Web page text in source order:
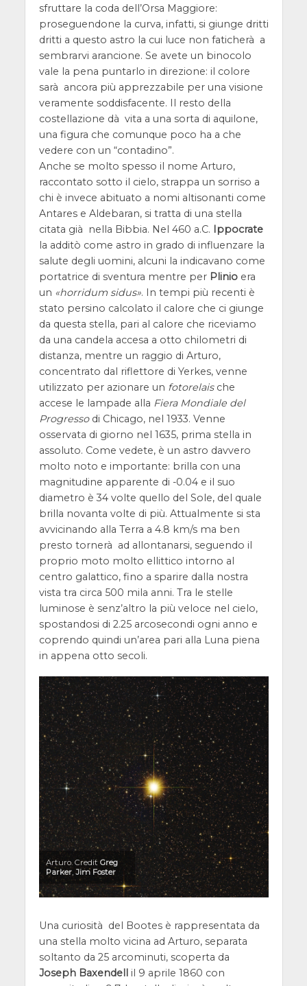
sfruttare la coda dell’Orsa Maggiore:
proseguendone la curva, infatti, si giunge dritti
dritti a questo astro la cui luce non faticherà a
sembrarvi arancione. Se avete un binocolo
vale la pena puntarlo in direzione: il colore
sarà ancora più apprezzabile per una visione
veramente soddisfacente. Il resto della
costellazione dà vita a una sorta di aquilone,
una figura che comunque poco ha a che
vedere con un “contadino”.
Anche se molto spesso il nome Arturo,
raccontato sotto il cielo, strappa un sorriso a
chi è invece abituato a nomi altisonanti come
Antares e Aldebaran, si tratta di una stella
citata già nella Bibbia. Nel 460 a.C. Ippocrate
la additò come astro in grado di influenzare la
salute degli uomini, alcuni la indicavano come
portatrice di sventura mentre per Plinioera
un
horridum sidus . In tempi più recenti è
stato persino calcolato il calore che ci giunge
da questa stella, pari al calore che riceviamo
da una candela accesa a otto chilometri di
distanza, mentre un raggio di Arturo,
concentrato dal riflettore di Yerkes, venne
utilizzato per azionare un fotorelaische
accese le lampade alla Fiera Mondiale del
Progressodi Chicago, nel 1933. Venne
osservata di giorno nel 1635, prima stella in
assoluto. Come vedete, è un astro davvero
molto noto e importante: brilla con una
magnitudine apparente di -0.04 e il suo
diametro è 34 volte quello del Sole, del quale
brilla novanta volte di più. Attualmente si sta
avvicinando alla Terra a 4.8 km/s ma ben
presto tornerà ad allontanarsi, seguendo il
proprio moto molto ellittico intorno al
centro galattico, fino a sparire dalla nostra
vista tra circa 500 mila anni. Tra le stelle
luminose è senz’altro la più veloce nel cielo,
spostandosi di 2.25 arcosecondi ogni anno e
coprendo quindi un’area pari alla Luna piena
in appena otto secoli.
Arturo. Credit Greg
Parker, Jim Foster
Una curiosità del Bootes è rappresentata da
una stella molto vicina ad Arturo, separata
soltanto da 25 arcominuti, scoperta da
Joseph Baxendellil 9 aprile 1860 con